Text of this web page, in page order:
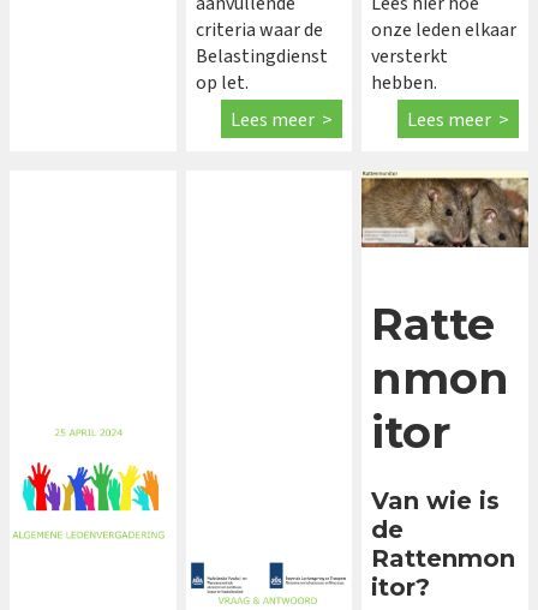
criteria waar de
Belastingdienst
op let.
Lees meer >
onze leden elkaar
versterkt
hebben.
Lees meer >
Ratte
nmon
itor
Van wie is
de
Rattenmon
itor?